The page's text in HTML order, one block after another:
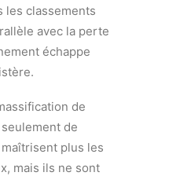
les classements
avec la perte
échappe
de
de
plus les
mais ils ne sont